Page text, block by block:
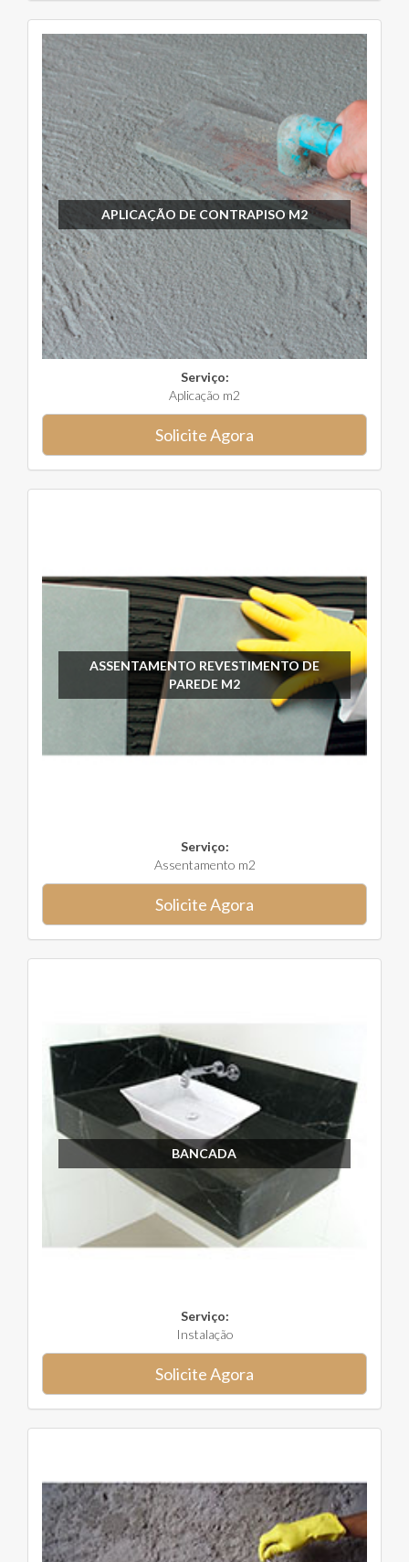
APLICAÇÃO DE CONTRAPISO M2
Serviço:
Aplicação m2
Solicite Agora
ASSENTAMENTO REVESTIMENTO DE
PAREDE M2
Serviço:
Assentamento m2
Solicite Agora
BANCADA
Serviço:
Instalação
Solicite Agora